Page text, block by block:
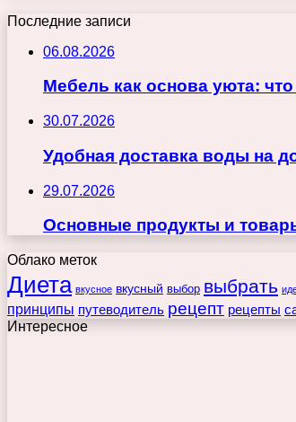
Последние записи
06.08.2026
Мебель как основа уюта:
30.07.2026
Удобная доставка воды на
29.07.2026
Основные продукты и
Облако меток
Диета вкусное вкусный выбор выбрать
принципы путеводитель рецепт рецепты
Интересное